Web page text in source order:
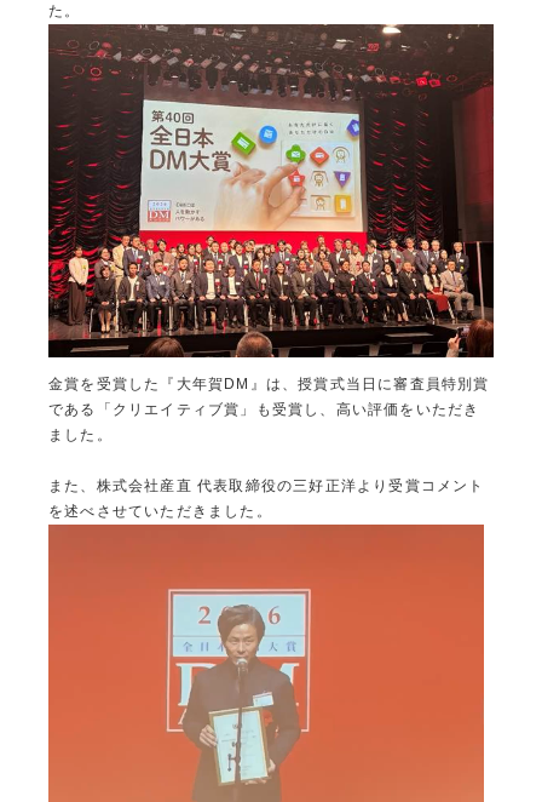
た。
金賞を受賞した『大年賀DM』は、授賞式当日に審査員特別賞
である「クリエイティブ賞」も受賞し、高い評価をいただき
ました。
また、株式会社産直 代表取締役の三好正洋より受賞コメント
を述べさせていただきました。